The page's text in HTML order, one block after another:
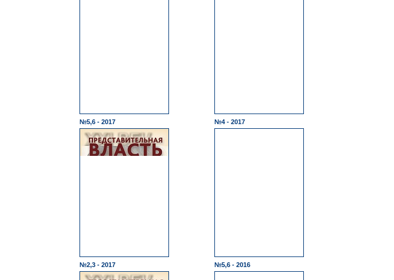
№5,6 - 2017 №4 - 2017
№2,3 - 2017 №5,6 - 2016